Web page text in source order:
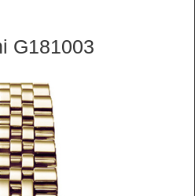
G181003